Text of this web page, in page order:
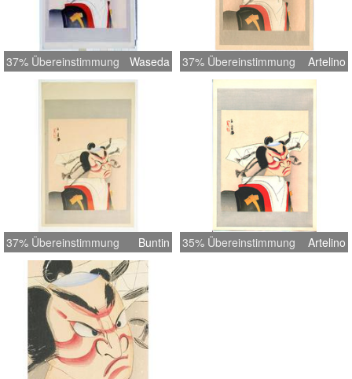
37% Übereinstimmung Waseda 37% Übereinstimmung Artelino
37% Übereinstimmung Buntin 35% Übereinstimmung Artelino